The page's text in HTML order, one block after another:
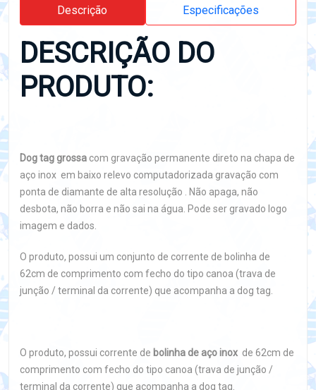
Descrição Especificações
DESCRIÇÃO DO
PRODUTO:
Dog tag grossa com gravação permanente direto na chapa de
aço inox em baixo relevo computadorizada gravação com
ponta de diamante de alta resolução . Não apaga, não
desbota, não borra e não sai na água. Pode ser gravado logo
imagem e dados.
O produto, possui um conjunto de corrente de bolinha de
62cm de comprimento com fecho do tipo canoa (trava de
junção / terminal da corrente) que acompanha a dog tag.
O produto, possui corrente de bolinha de aço inox de 62cm de
comprimento com fecho do tipo canoa (trava de junção /
terminal da corrente) que acompanha a dog tag.